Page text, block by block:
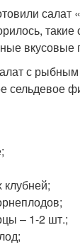
вкусовые
с
сельдевое
– 1-2 шт.;